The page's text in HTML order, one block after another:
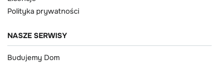
Polityka prywatności
NASZE SERWISY
Budujemy Dom